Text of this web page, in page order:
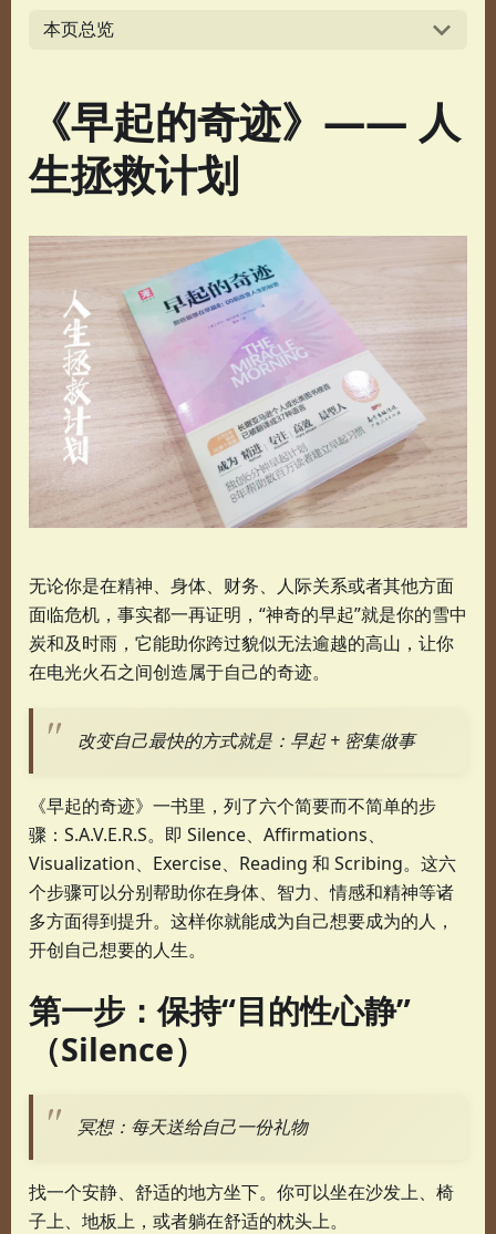
本页总览
《早起的奇迹》—— 人
生拯救计划
无论你是在精神、身体、财务、人际关系或者其他方面
面临危机，事实都一再证明，“神奇的早起”就是你的雪中
炭和及时雨，它能助你跨过貌似无法逾越的高山，让你
在电光火石之间创造属于自己的奇迹。
改变自己最快的方式就是：早起 + 密集做事
《早起的奇迹》一书里，列了六个简要而不简单的步
骤：S.A.V.E.R.S。即 Silence、Affirmations、
Visualization、Exercise、Reading 和 Scribing。这六
个步骤可以分别帮助你在身体、智力、情感和精神等诸
多方面得到提升。这样你就能成为自己想要成为的人，
开创自己想要的人生。
第一步：保持“目的性心静”
（Silence）
冥想：每天送给自己一份礼物
找一个安静、舒适的地方坐下。你可以坐在沙发上、椅
子上、地板上，或者躺在舒适的枕头上。